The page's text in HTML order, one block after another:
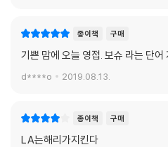
종이책 구매
기쁜 맘에 오늘 영접. 보슈 라는 단
d****o 2019.08.13.
종이책 구매
LA는해리가지킨다